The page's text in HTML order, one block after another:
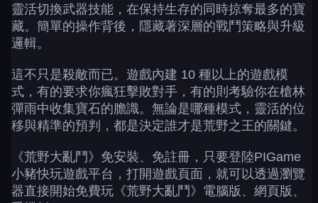
靈活切換武器技能，在保持生存的同時掠奪最多的寶
藏。簡單的操作背後，隱藏著深層的戰鬥策略與升級
邏輯。
這不只是殺敵而已。遊戲內建 10 種以上的遊戲模
式，有的要求你瘋狂擊敗對手，有的則考驗你在槍林
彈雨中收集寶石的膽識。無論是哪種模式，靈活的位
移與精準的預判，都是決定誰才是荒野之王的關鍵。
《荒野大亂鬥》免安裝、免註冊，只要登陸PIGame
小豬快玩遊戲平台，打開遊戲頁面，就可以透過瀏覽
器直接開始免費玩《荒野大亂鬥》電腦版、網頁版、